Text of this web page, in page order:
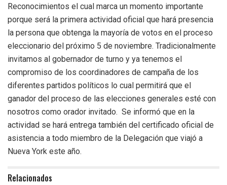
Reconocimientos el cual marca un momento importante
porque será la primera actividad oficial que hará presencia
la persona que obtenga la mayoría de votos en el proceso
eleccionario del próximo 5 de noviembre. Tradicionalmente
invitamos al gobernador de turno y ya tenemos el
compromiso de los coordinadores de campaña de los
diferentes partidos políticos lo cual permitirá que el
ganador del proceso de las elecciones generales esté con
nosotros como orador invitado. Se informó que en la
actividad se hará entrega también del certificado oficial de
asistencia a todo miembro de la Delegación que viajó a
Nueva York este año.
Relacionados